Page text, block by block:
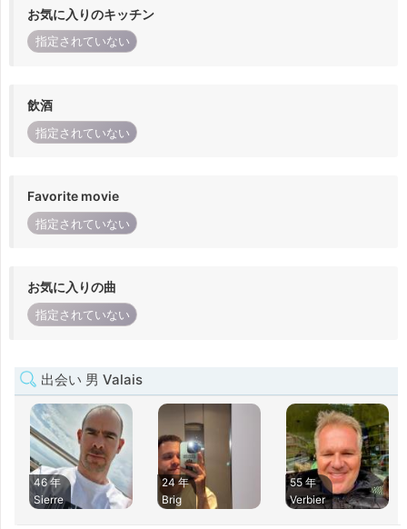
お気に入りのキッチン
指定されていない
飲酒
指定されていない
Favorite movie
指定されていない
お気に入りの曲
指定されていない
出会い 男 Valais
46 年
Sierre
24 年
Brig
55 年
Verbier